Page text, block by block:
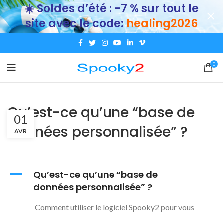
0
Qu’est-ce qu’une “base de
données personnalisée” ?
01
AVR
A
Qu’est-ce qu’une “base de
données personnalisée” ?
Comment utiliser le logiciel Spooky2 pour vous
☀️ Soldes d’été : -7 % sur tout le
site avec le code:healing2026